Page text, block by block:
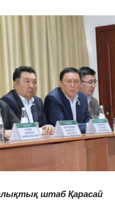
штаб Қарасай